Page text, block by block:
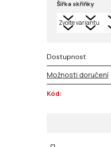
z 5
hvězdiček.
Šířka skříňky
Dostupnost
Možnosti doručení
Kód: